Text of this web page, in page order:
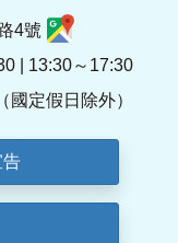
4號
| 13:30～17:30
國定假日除外）
告